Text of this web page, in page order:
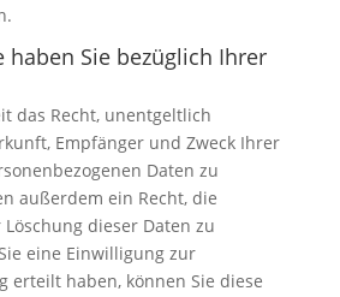
haben Sie bezüglich Ihrer
das Recht, unentgeltlich
Empfänger und Zweck Ihrer
Daten zu
außerdem ein Recht, die
dieser Daten zu
eine Einwilligung zur
erteilt haben, können Sie diese